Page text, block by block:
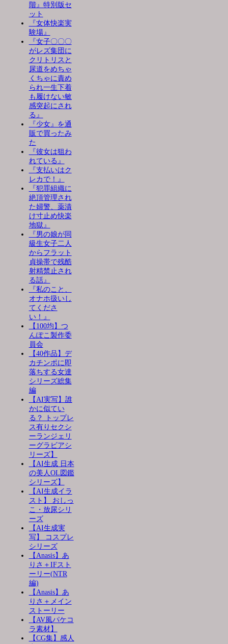
階』特別版セ
ット
『女体快楽実
験場』
『女子〇〇〇
がレズ集団に
クリトリスと
尿道をめちゃ
くちゃに責め
られ一生下着
も履けない敏
感突起にされ
る』
『少女』を通
販で買ったみ
た
『彼女は狙わ
れている』
『支払いはク
レカで！』
『犯罪組織に
絶頂管理され
た婦警、薬漬
け寸止め快楽
地獄』
『男の娘が同
級生女子二人
からフラット
貞操帯で残酷
射精禁止され
る話』
『私のこと、
オナホ扱いし
てくださ
い！』
【100均】つ
んぽこ製作委
員会
【40作品】デ
カチンポに即
落ちする女達
シリーズ総集
編
【AI実写】誰
かに似てい
る？ トップレ
ス有りセクシ
ーランジェリ
ーグラビアシ
リーズ】
【AI生成 日本
の美人OL図鑑
シリーズ】
【AI生成イラ
スト】 おしっ
こ・放尿シリ
ーズ
【AI生成実
写】 コスプレ
シリーズ
【Anasis】あ
りさ＋IFスト
ーリー(NTR
編)
【Anasis】あ
りさ＋メイン
ストーリー
【AV風パケコ
ラ素材】
【CG集】感人